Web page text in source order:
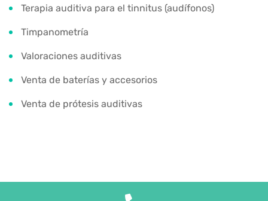
Terapia auditiva para el tinnitus (audífonos)
Timpanometría
Valoraciones auditivas
Venta de baterías y accesorios
Venta de prótesis auditivas